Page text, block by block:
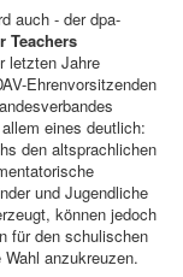
auch - der dpa-
Teachers
letzten Jahre
Ehrenvorsitzenden
eines deutlich:
den altsprachlichen
und Jugendliche
können jedoch
für den schulischen
anzukreuzen.